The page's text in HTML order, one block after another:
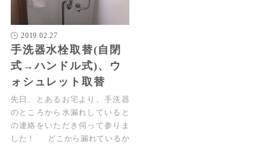
2019.02.27
手洗器水栓取替(自閉
式→ハンドル式)、ウ
ォシュレット取替
先日、とあるお宅より、手洗器
のところから水漏れしていると
の連絡をいただき伺って参りま
した！ どこから漏れているか